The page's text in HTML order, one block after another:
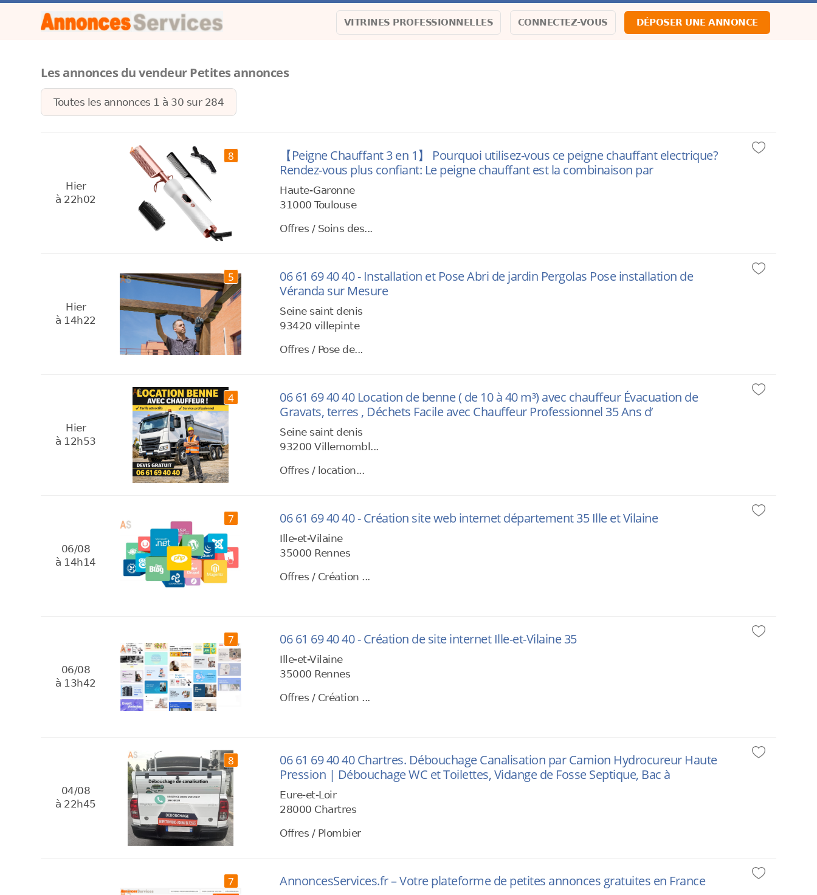
VITRINES PROFESSIONNELLES CONNECTEZ-VOUS DÉPOSER UNE ANNONCE
Les annonces du vendeur Petites annonces
Toutes les annonces 1 à 30 sur 284
Hier
à 22h02
8
【Peigne Chauffant 3 en 1】 Pourquoi utilisez-vous ce peigne chauffant electrique?
Rendez-vous plus confiant: Le peigne chauffant est la combinaison par
Haute-Garonne
31000 Toulouse
Offres / Soins des...
Hier
à 14h22
5
06 61 69 40 40 - Installation et Pose Abri de jardin Pergolas Pose installation de
Véranda sur Mesure
Seine saint denis
93420 villepinte
Offres / Pose de...
Hier
à 12h53
4
06 61 69 40 40 Location de benne ( de 10 à 40 m³) avec chauffeur Évacuation de
Gravats, terres , Déchets Facile avec Chauffeur Professionnel 35 Ans d’
Seine saint denis
93200 Villemombl...
Offres / location...
06/08
à 14h14
7 06 61 69 40 40 - Création site web internet département 35 Ille et Vilaine
Ille-et-Vilaine
35000 Rennes
Offres / Création ...
06/08
à 13h42
7 06 61 69 40 40 - Création de site internet Ille-et-Vilaine 35
Ille-et-Vilaine
35000 Rennes
Offres / Création ...
04/08
à 22h45
8
06 61 69 40 40 Chartres. Débouchage Canalisation par Camion Hydrocureur Haute
Pression | Débouchage WC et Toilettes, Vidange de Fosse Septique, Bac à
Eure-et-Loir
28000 Chartres
Offres / Plombier
7 AnnoncesServices.fr – Votre plateforme de petites annonces gratuites en France